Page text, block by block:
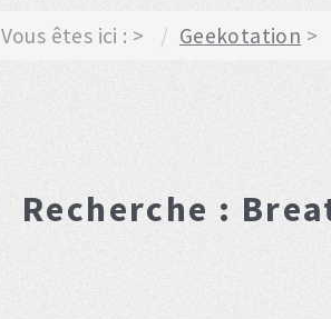
Vous êtes ici : Geekotation
Recherche :